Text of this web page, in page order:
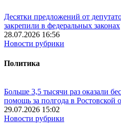
Десятки предложений от
закрепили в федеральных законах
28.07.2026 16:56
Новости рубрики
Политика
Больше 3,5 тысячи раз оказали
помощь за полгода в Ростовской
29.07.2026 15:02
Новости рубрики